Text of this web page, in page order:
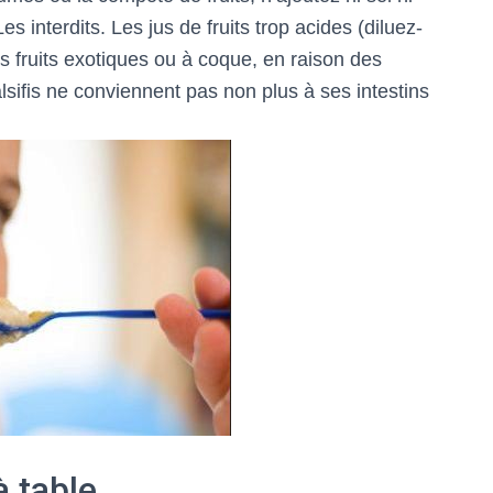
interdits. Les jus de fruits trop acides (diluez-
fruits exotiques ou à coque, en raison des
ne conviennent pas non plus à ses intestins